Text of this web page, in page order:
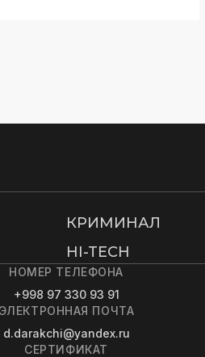
КРИМИНАЛ
HI-TECH
НОМЕР ТЕЛЕФОНА
+998 97 330 93 91
ЭЛЕКТРОННАЯ ПОЧТА
d.darakchi@yandex.ru
СЕРТИФИКАТ